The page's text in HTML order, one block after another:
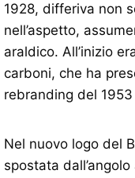
1928, differiva non
nell’aspetto,
araldico. All’inizio
carboni, che ha
rebranding del
Nel nuovo logo del
spostata